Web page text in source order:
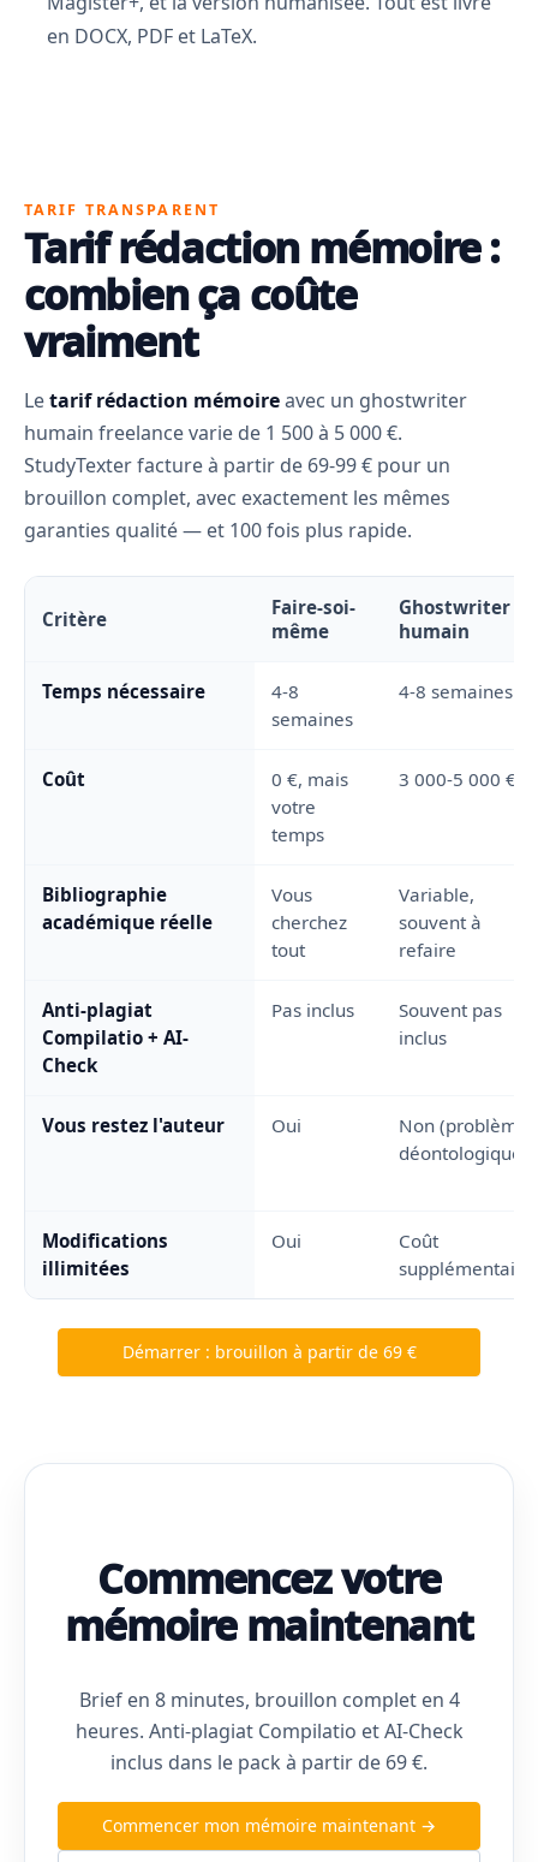
en DOCX, PDF et LaTeX.
TARIF TRANSPARENT
Tarif rédaction mémoire :
combien ça coûte
vraiment
Letarif rédaction mémoireavec un ghostwriter
humain freelance varie de 1 500 à 5 000 €.
StudyTexter facture à partir de 69-99 € pour un
brouillon complet, avec exactement les mêmes
garanties qualité — et 100 fois plus rapide.
Critère
Faire-soi-
même
Ghostwriter
humain
Temps nécessaire
4-8
semaines
4-8 semaines
Coût
0 €, mais
votre
temps
3 000-5 000 €
Bibliographie
académique réelle
Vous
cherchez
tout
Variable,
souvent à
refaire
Anti-plagiat
Compilatio + AI-
Check
Pas inclus
Souvent pas
inclus
Vous restez l'auteur Oui
Non (problème
déontologique)
Modifications
illimitées
Oui
Coût
supplémentaire
Démarrer : brouillon à partir de 69 €
Commencez votre
mémoire maintenant
Brief en 8 minutes, brouillon complet en 4
heures. Anti-plagiat Compilatio et AI-Check
inclus dans le pack à partir de 69 €.
Commencer mon mémoire maintenant →